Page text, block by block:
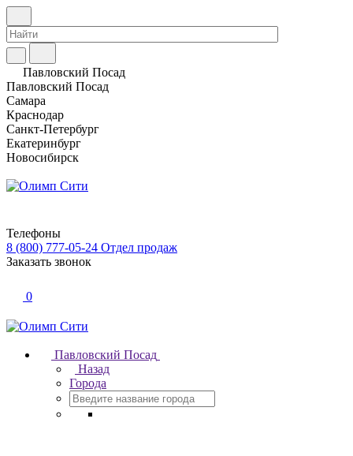
Павловский Посад
Павловский Посад
Самара
Краснодар
Санкт-Петербург
Екатеринбург
Новосибирск
Телефоны
8 (800) 777-05-24 Отдел продаж
Заказать звонок
0
Павловский Посад
Назад
Города